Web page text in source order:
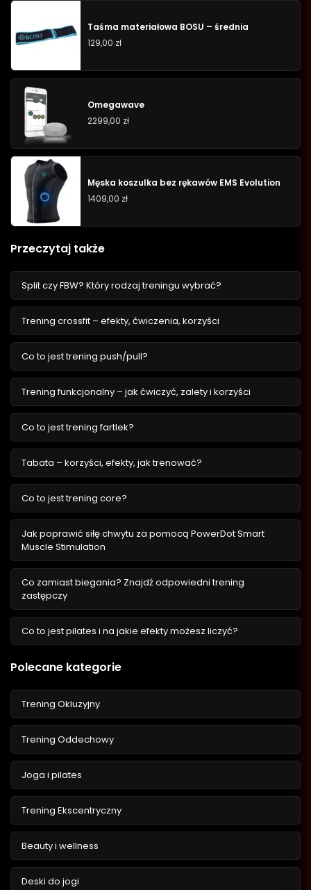
Taśma materiałowa BOSU – średnia
129,00 zł
Omegawave
2299,00 zł
Męska koszulka bez rękawów EMS Evolution
1409,00 zł
Przeczytaj także
Split czy FBW? Który rodzaj treningu wybrać?
Trening crossfit – efekty, ćwiczenia, korzyści
Co to jest trening push/pull?
Trening funkcjonalny – jak ćwiczyć, zalety i korzyści
Co to jest trening fartlek?
Tabata – korzyści, efekty, jak trenować?
Co to jest trening core?
Jak poprawić siłę chwytu za pomocą PowerDot Smart
Muscle Stimulation
Co zamiast biegania? Znajdź odpowiedni trening
zastępczy
Co to jest pilates i na jakie efekty możesz liczyć?
Polecane kategorie
Trening Okluzyjny
Trening Oddechowy
Joga i pilates
Trening Ekscentryczny
Beauty i wellness
Deski do jogi